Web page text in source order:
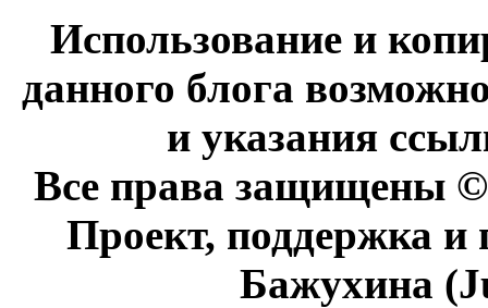
Использование и
данного блога
и указания
Все права защищены
Проект, поддержка
Бажухина